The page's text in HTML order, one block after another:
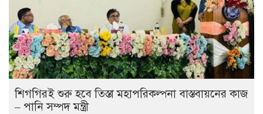
শিগগিরই শুরু হবে তিস্তা মহাপরিকল্পনা বাস্তবায়নের কাজ
– পানি সম্পদ মন্ত্রী